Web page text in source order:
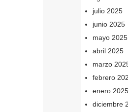
julio 2025
junio 2025
mayo 2025
abril 2025
marzo
febrero
enero 2025
diciembre